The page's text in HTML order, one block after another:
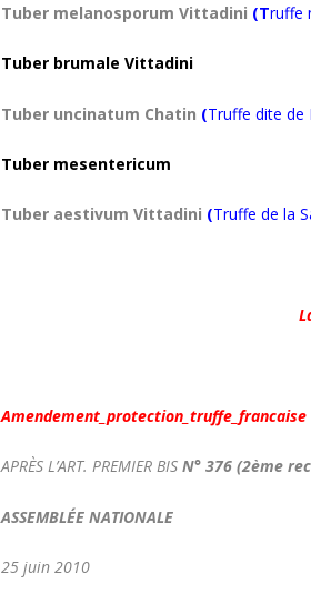
Tuber melanosporum Vittadini (Truffe
Tuber brumale Vittadini
Tuber uncinatum Chatin (Truffe dite de
Tuber mesentericum
Tuber aestivum Vittadini (Truffe de la
Amendement_protection_truffe_francaise
APRÈS L’ART. PREMIER BISN° 376 (2ème
ASSEMBLÉE NATIONALE
25 juin 2010